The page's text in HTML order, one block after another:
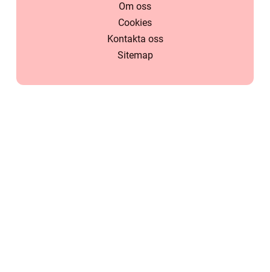
Om oss
Cookies
Kontakta oss
Sitemap